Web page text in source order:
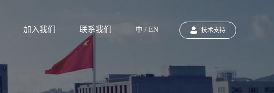
加入我们 联系我们 中 / EN 技术支持